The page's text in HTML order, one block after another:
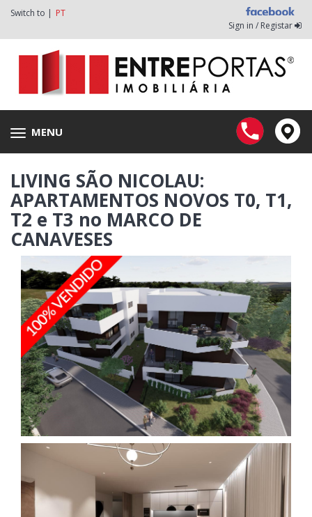
Switch to | PT
Sign in / Registar
Toggle
navigation
MENU
LIVING SÃO NICOLAU:
APARTAMENTOS NOVOS T0, T1,
T2 e T3 no MARCO DE
CANAVESES